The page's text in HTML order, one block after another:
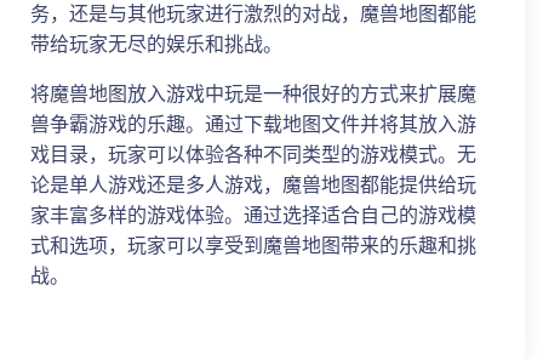
务，还是与其他玩家进行激烈的对战，魔兽地图都能
带给玩家无尽的娱乐和挑战。
将魔兽地图放入游戏中玩是一种很好的方式来扩展魔
兽争霸游戏的乐趣。通过下载地图文件并将其放入游
戏目录，玩家可以体验各种不同类型的游戏模式。无
论是单人游戏还是多人游戏，魔兽地图都能提供给玩
家丰富多样的游戏体验。通过选择适合自己的游戏模
式和选项，玩家可以享受到魔兽地图带来的乐趣和挑
战。